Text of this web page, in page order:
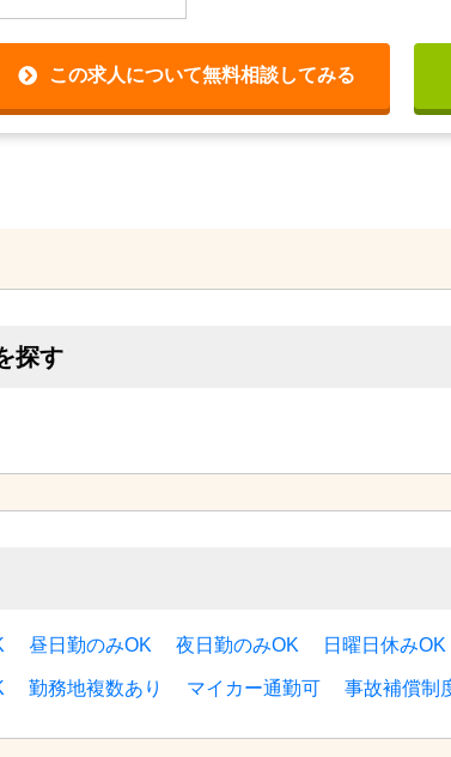
この求人について無料相談してみる
探す
昼日勤のみOK 夜日勤のみOK 日曜日休みOK
勤務地複数あり マイカー通勤可 事故補償制